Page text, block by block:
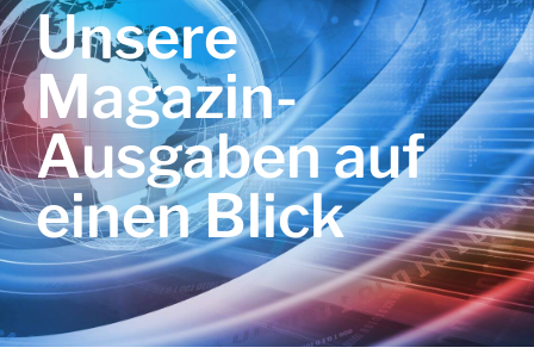
Unsere
Magazin-
Ausgaben auf
einen Blick